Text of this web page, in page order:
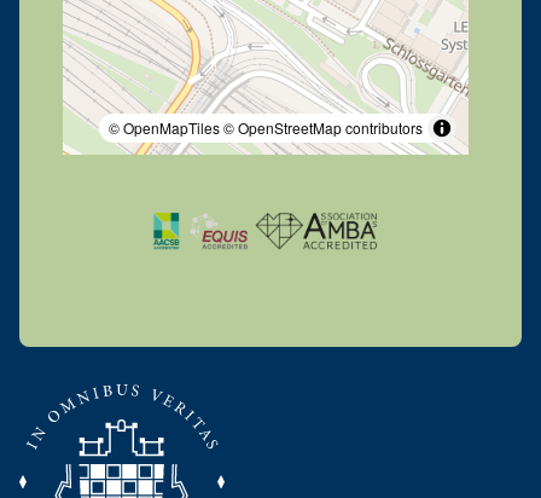
© OpenMapTiles© OpenStreetMap contributors